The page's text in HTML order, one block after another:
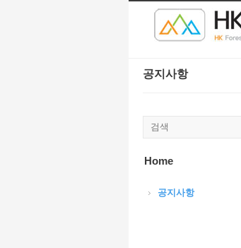
공지사항
Home
공지사항
Sketchbook5, 스케치북5
Sketchbook5, 스케치북5
Sketchbook5, 스케치북5
Sketchbook5, 스케치북5